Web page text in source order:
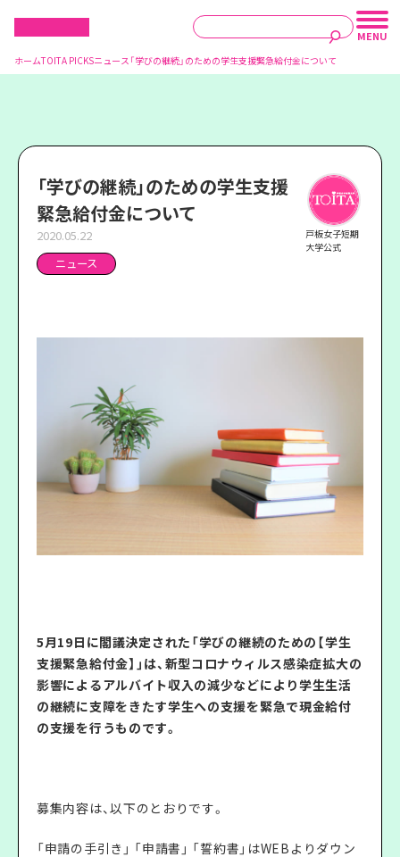
ホームTOITA PICKSニュース 「学びの継続」のための学生支援緊急給付金について
「学びの継続」のための学生支援
緊急給付金について
2020.05.22
ニュース
戸板女子短期
大学公式
5月19日に閣議決定された「学びの継続のための【学生
支援緊急給付金】」は、新型コロナウィルス感染症拡大の
影響によるアルバイト収入の減少などにより学生生活
の継続に支障をきたす学生への支援を緊急で現金給付
の支援を行うものです。
募集内容は、以下のとおりです。
「申請の手引き」 「申請書」 「誓約書」はWEBよりダウン